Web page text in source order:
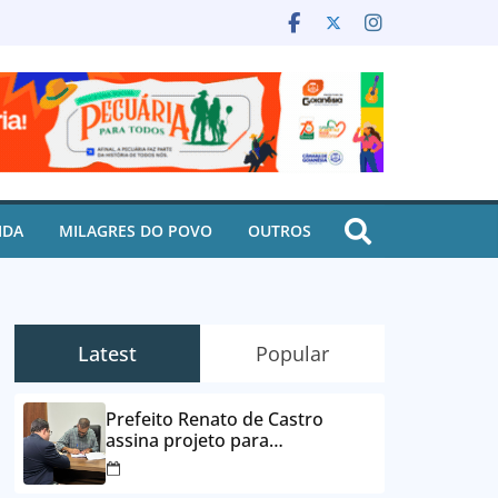
MILAGRES DO POVO OUTROS
Latest Popular
Prefeito Renato de Castro
assina projeto para
desbloqueio de contas e
parcelamento de dívidas em até